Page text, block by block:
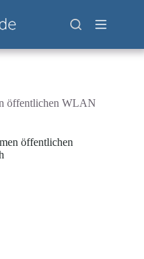
öffentlichen WLAN
öffentlichen